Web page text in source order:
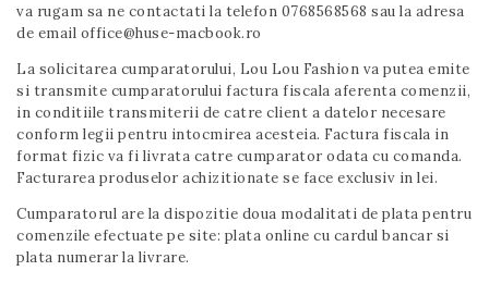
va rugam sa ne contactati la telefon 0768568568 sau la adresa
de email office@huse-macbook.ro
La solicitarea cumparatorului, Lou Lou Fashion va putea emite
si transmite cumparatorului factura fiscala aferenta comenzii,
in conditiile transmiterii de catre client a datelor necesare
conform legii pentru intocmirea acesteia. Factura fiscala in
format fizic va fi livrata catre cumparator odata cu comanda.
Facturarea produselor achizitionate se face exclusiv in lei.
Cumparatorul are la dispozitie doua modalitati de plata pentru
comenzile efectuate pe site: plata online cu cardul bancar si
plata numerar la livrare.